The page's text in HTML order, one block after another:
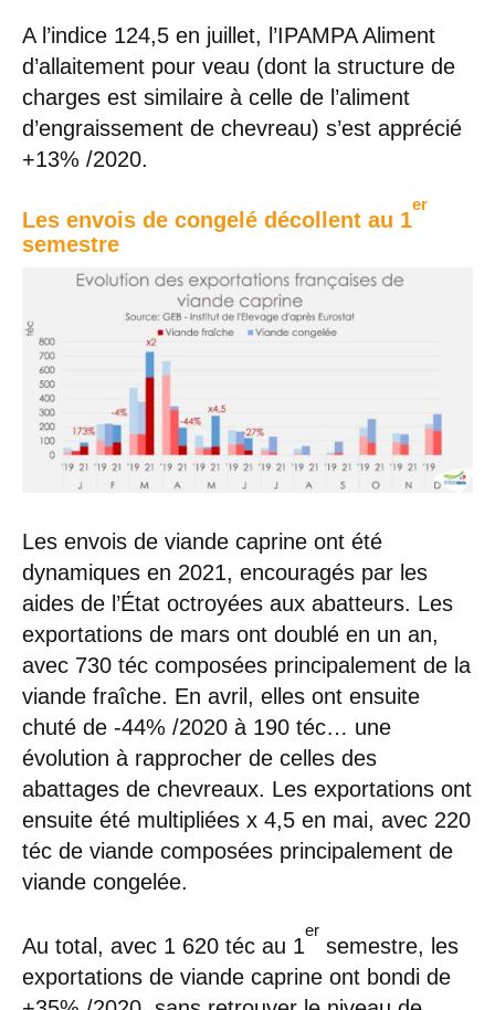
A l’indice 124,5 en juillet, l’IPAMPA Aliment
d’allaitement pour veau (dont la structure de
charges est similaire à celle de l’aliment
d’engraissement de chevreau) s’est apprécié
+13% /2020.
Les envois de congelé décollent au 1
er
semestre
Les envois de viande caprine ont été
dynamiques en 2021, encouragés par les
aides de l’État octroyées aux abatteurs. Les
exportations de mars ont doublé en un an,
avec 730 téc composées principalement de la
viande fraîche. En avril, elles ont ensuite
chuté de -44% /2020 à 190 téc… une
évolution à rapprocher de celles des
abattages de chevreaux. Les exportations ont
ensuite été multipliées x 4,5 en mai, avec 220
téc de viande composées principalement de
viande congelée.
Au total, avec 1 620 téc au 1
er
semestre, les
exportations de viande caprine ont bondi de